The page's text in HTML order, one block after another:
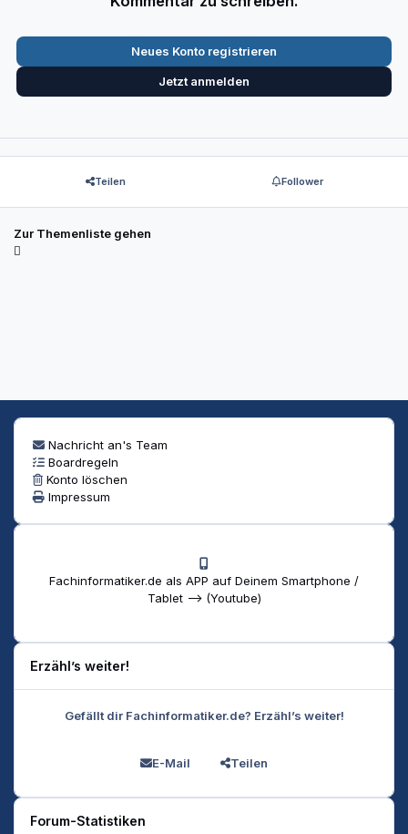
Neues Konto registrieren
Jetzt anmelden
Teilen Follower
Zur Themenliste gehen
Nachricht an's Team
Boardregeln
Konto löschen
Impressum
Fachinformatiker.de als APP auf Deinem Smartphone /
Tablet --> (Youtube)
Erzähl’s weiter!
Gefällt dir Fachinformatiker.de? Erzähl’s weiter!
E-Mail Teilen
Forum-Statistiken